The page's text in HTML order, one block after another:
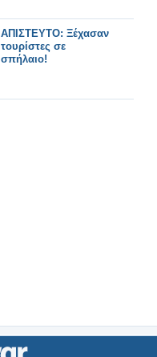
ΑΠΙΣΤΕΥΤΟ: Ξέχασαν
τουρίστες σε
σπήλαιο!